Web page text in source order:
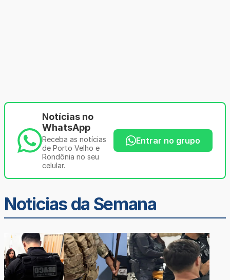
Notícias no
WhatsApp
Receba as notícias
de Porto Velho e
Rondônia no seu
celular.
Entrar no grupo
Noticias da Semana